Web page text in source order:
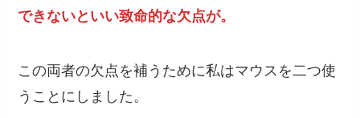
できないといい致命的な欠点が。
この両者の欠点を補うために私はマウスを二つ使
うことにしました。